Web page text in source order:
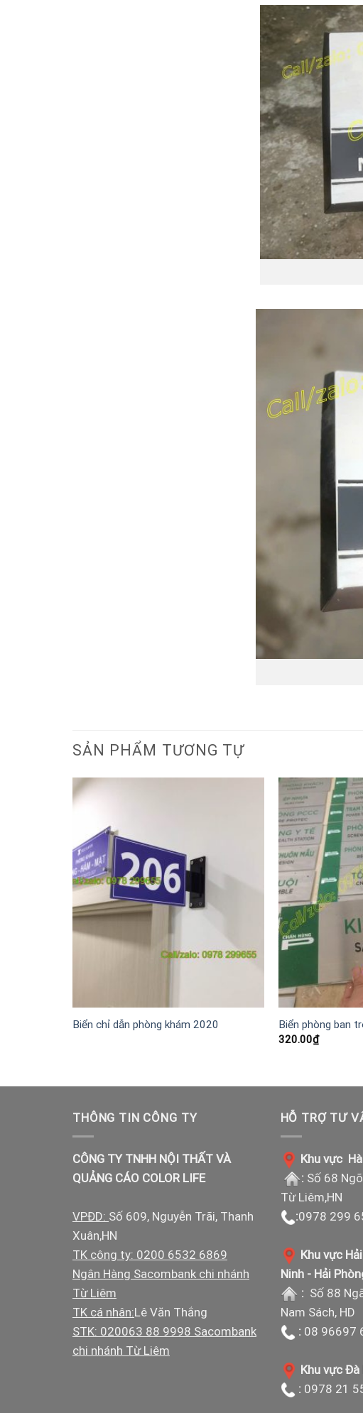
SẢN PHẨM TƯƠNG TỰ
Biển chỉ dẫn phòng khám 2020
Biển phòng ban
320.00₫
THÔNG TIN CÔNG TY
CÔNG TY TNHH NỘI THẤT VÀ
QUẢNG CÁO COLOR LIFE
VPĐD: Số 609, Nguyễn Trãi, Thanh
Xuân,HN
TK công ty: 0200 6532 6869
Ngân Hàng Sacombank chi nhánh
Từ Liêm
TK cá nhân:Lê Văn Thắng
STK: 020063 88 9998 Sacombank
chi nhánh Từ Liêm
HỖ TRỢ TƯ
Khu vực
: Số 68
Từ Liêm,HN
:0978 299
Khu vực
Ninh - Hải
: Số 88
Nam Sách, HD
: 08 96697
Khu vực Đà
: 0978 21